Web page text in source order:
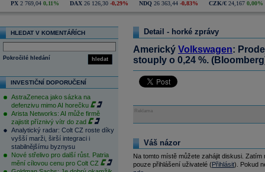
PX 2 769,04 0,11% DAX 26 126,30 -0,29% NDQ 26 363,44 -0,83% CZK/€ 24,167 0,00%
HLEDAT V KOMENTÁŘÍCH
hledat
Pokročilé hledání
INVESTIČNÍ DOPORUČENÍ
AstraZeneca jako sázka na
defenzivu mimo AI horečku
Arista Networks: AI může firmě
zajistit příznivý vítr do zad
Analytický radar: Colt CZ roste díky
vyšší marži, širší integraci i
stabilnějšímu byznysu
Nové střelivo pro další růst. Patria
mění cílovou cenu pro Colt CZ
Detail - horké zprávy
Americký Volkswagen:
stouply o 0,24 %.
Reklama
Váš názor
Na tomto místě můžete zahájit diskusi.
pouze přihlášení uživatelé (Přihlásit). Pokud